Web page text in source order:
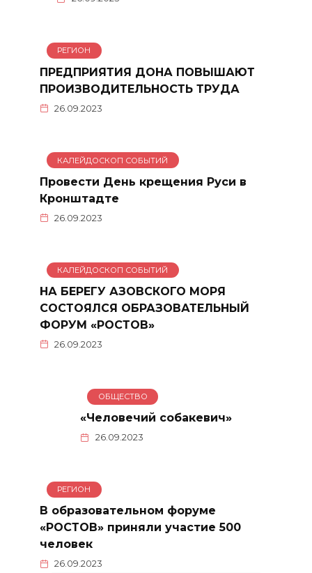
РЕГИОН
ПРЕДПРИЯТИЯ ДОНА ПОВЫШАЮТ
ПРОИЗВОДИТЕЛЬНОСТЬ ТРУДА
26.09.2023
КАЛЕЙДОСКОП СОБЫТИЙ
Провести День крещения Руси в
Кронштадте
26.09.2023
КАЛЕЙДОСКОП СОБЫТИЙ
НА БЕРЕГУ АЗОВСКОГО МОРЯ
СОСТОЯЛСЯ ОБРАЗОВАТЕЛЬНЫЙ
ФОРУМ «РОСТОВ»
26.09.2023
ОБЩЕСТВО
«Человечий собакевич»
26.09.2023
РЕГИОН
В образовательном форуме
«РОСТОВ» приняли участие 500
человек
26.09.2023